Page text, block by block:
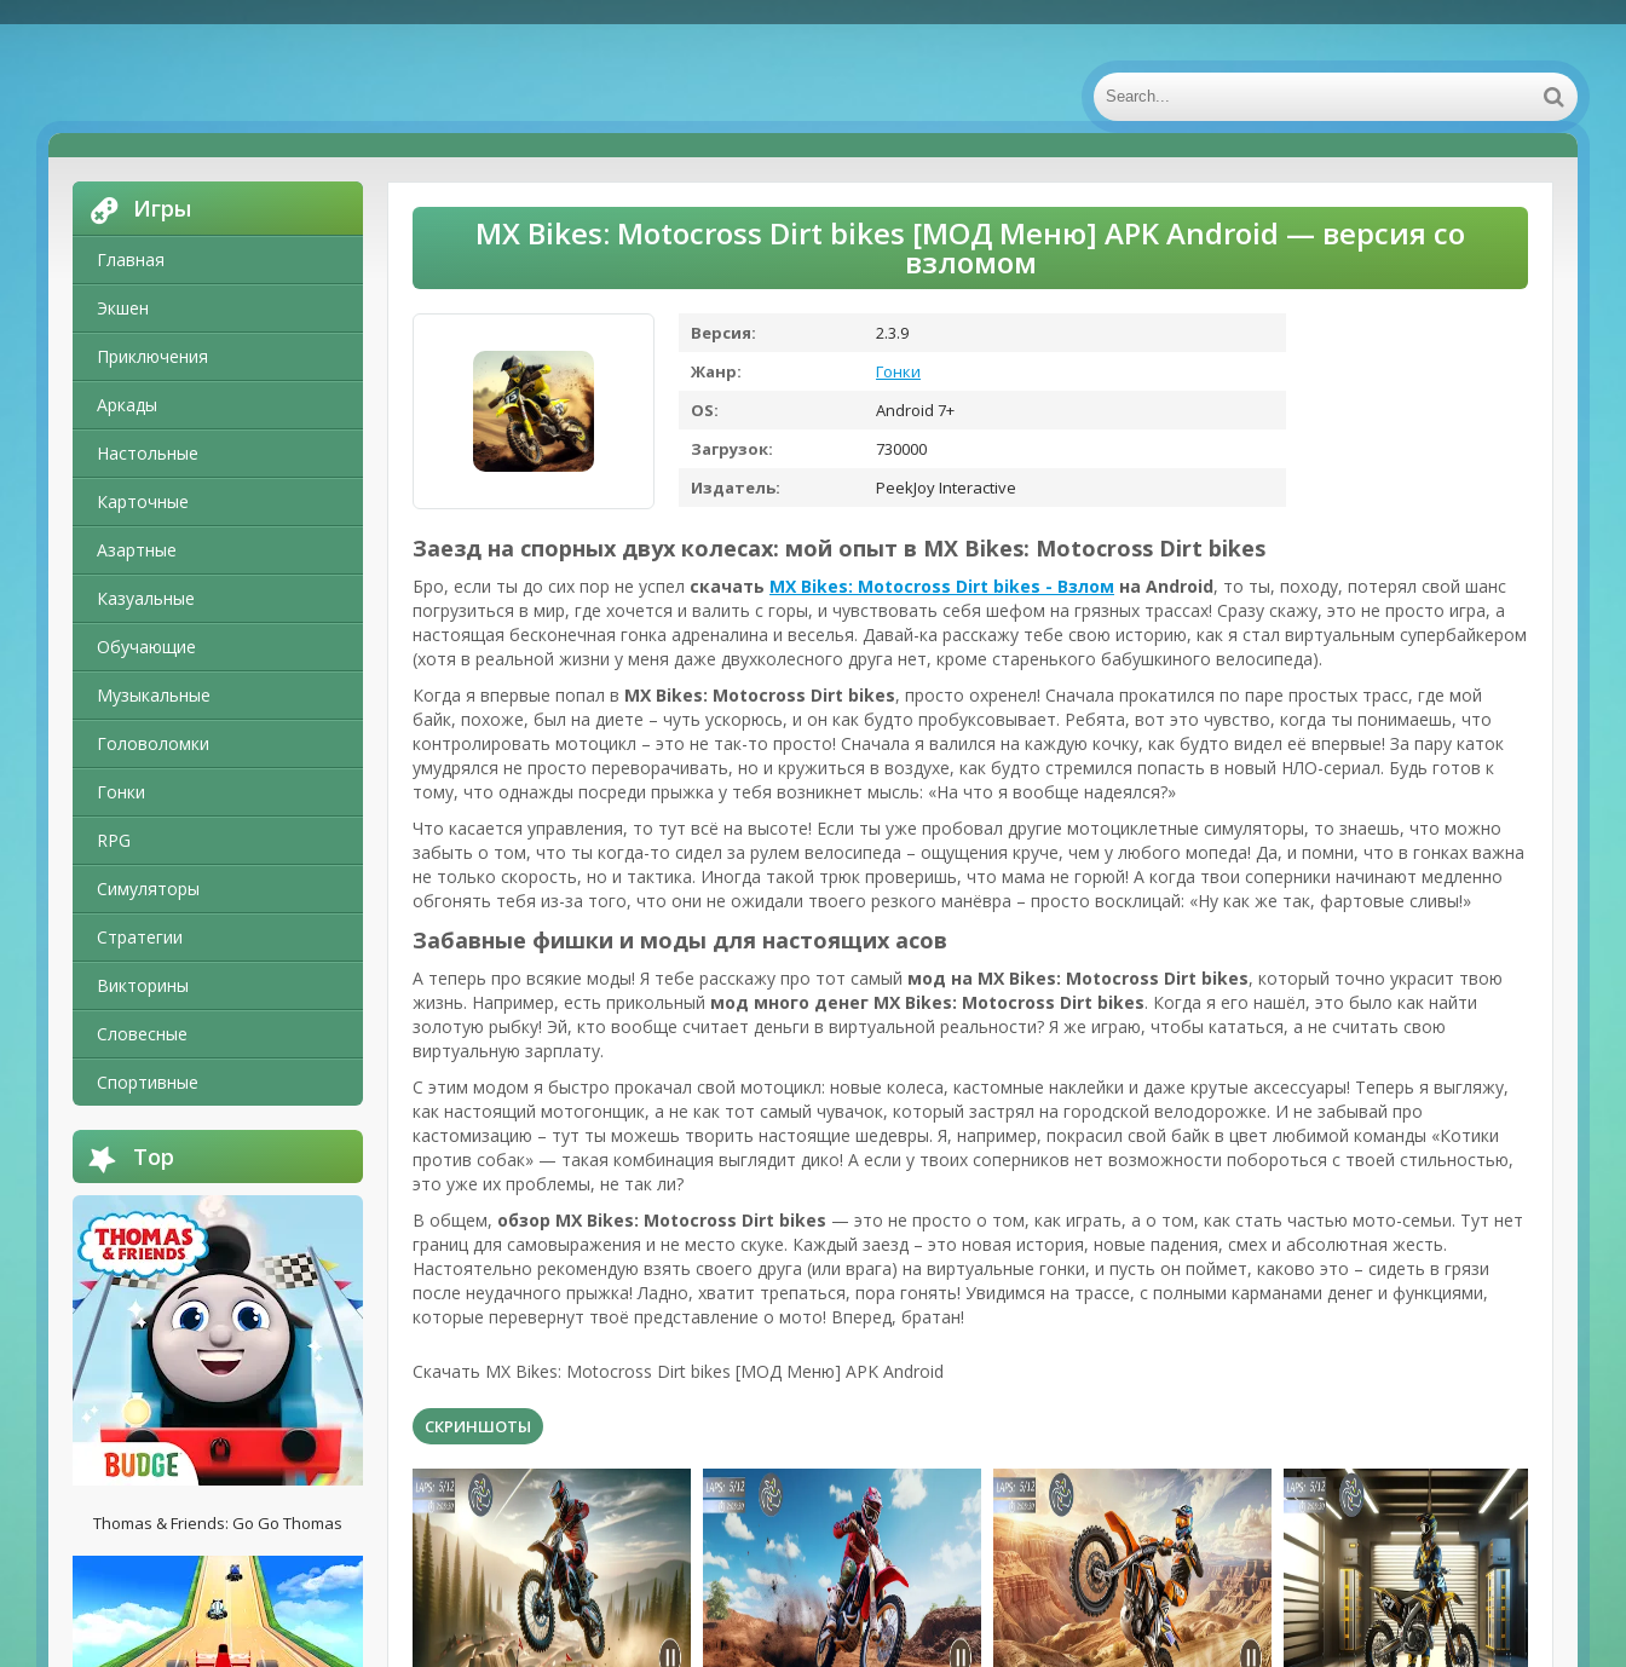
Игры
Главная
Экшен
Приключения
Аркады
Настольные
Карточные
Азартные
Казуальные
Обучающие
Музыкальные
Головоломки
Гонки
RPG
Симуляторы
Стратегии
Викторины
Словесные
Спортивные
Top
Thomas & Friends: Go Go Thomas
MX Bikes: Motocross Dirt bikes [МОД Меню] APK Android — версия со
взломом
Версия:
2.3.9
Жанр:
Гонки
OS:
Android 7+
Загрузок:
730000
Издатель:
PeekJoy Interactive
Заезд на спорных двух колесах: мой опыт в MX Bikes: Motocross Dirt bikes
Бро, если ты до сих пор не успел скачать MX Bikes: Motocross Dirt bikes - Взлом на Android, то ты, походу, потерял свой шанс
погрузиться в мир, где хочется и валить с горы, и чувствовать себя шефом на грязных трассах! Сразу скажу, это не просто игра, а
настоящая бесконечная гонка адреналина и веселья. Давай-ка расскажу тебе свою историю, как я стал виртуальным супербайкером
(хотя в реальной жизни у меня даже двухколесного друга нет, кроме старенького бабушкиного велосипеда).
Когда я впервые попал в MX Bikes: Motocross Dirt bikes, просто охренел! Сначала прокатился по паре простых трасс, где мой
байк, похоже, был на диете – чуть ускорюсь, и он как будто пробуксовывает. Ребята, вот это чувство, когда ты понимаешь, что
контролировать мотоцикл – это не так-то просто! Сначала я валился на каждую кочку, как будто видел её впервые! За пару каток
умудрялся не просто переворачивать, но и кружиться в воздухе, как будто стремился попасть в новый НЛО-сериал. Будь готов к
тому, что однажды посреди прыжка у тебя возникнет мысль: «На что я вообще надеялся?»
Что касается управления, то тут всё на высоте! Если ты уже пробовал другие мотоциклетные симуляторы, то знаешь, что можно
забыть о том, что ты когда-то сидел за рулем велосипеда – ощущения круче, чем у любого мопеда! Да, и помни, что в гонках важна
не только скорость, но и тактика. Иногда такой трюк проверишь, что мама не горюй! А когда твои соперники начинают медленно
обгонять тебя из-за того, что они не ожидали твоего резкого манёвра – просто восклицай: «Ну как же так, фартовые сливы!»
Забавные фишки и моды для настоящих асов
А теперь про всякие моды! Я тебе расскажу про тот самый мод на MX Bikes: Motocross Dirt bikes, который точно украсит твою
жизнь. Например, есть прикольный мод много денег MX Bikes: Motocross Dirt bikes. Когда я его нашёл, это было как найти
золотую рыбку! Эй, кто вообще считает деньги в виртуальной реальности? Я же играю, чтобы кататься, а не считать свою
виртуальную зарплату.
С этим модом я быстро прокачал свой мотоцикл: новые колеса, кастомные наклейки и даже крутые аксессуары! Теперь я выгляжу,
как настоящий мотогонщик, а не как тот самый чувачок, который застрял на городской велодорожке. И не забывай про
кастомизацию – тут ты можешь творить настоящие шедевры. Я, например, покрасил свой байк в цвет любимой команды «Котики
против собак» — такая комбинация выглядит дико! А если у твоих соперников нет возможности побороться с твоей стильностью,
это уже их проблемы, не так ли?
В общем, обзор MX Bikes: Motocross Dirt bikes — это не просто о том, как играть, а о том, как стать частью мото-семьи. Тут нет
границ для самовыражения и не место скуке. Каждый заезд – это новая история, новые падения, смех и абсолютная жесть.
Настоятельно рекомендую взять своего друга (или врага) на виртуальные гонки, и пусть он поймет, каково это – сидеть в грязи
после неудачного прыжка! Ладно, хватит трепаться, пора гонять! Увидимся на трассе, с полными карманами денег и функциями,
которые перевернут твоё представление о мото! Вперед, братан!
Скачать MX Bikes: Motocross Dirt bikes [МОД Меню] APK Android
СКРИНШОТЫ